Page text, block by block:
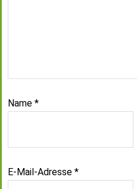
Name *
E-Mail-Adresse *